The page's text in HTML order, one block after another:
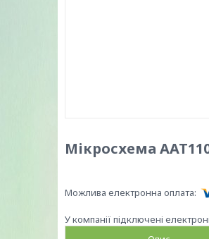
Мікросхема
У компанії підключені